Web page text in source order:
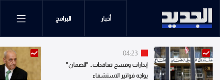
أخبار البرامج
04:23
إنذارات وفسخ تعاقدات.. "الضمان"
يواجه فواتير الاستشفاء